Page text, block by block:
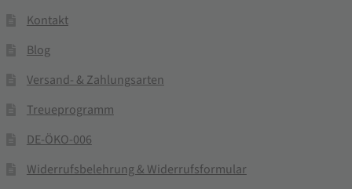
Kontakt
Blog
Versand- & Zahlungsarten
Treueprogramm
DE-ÖKO-006
Widerrufsbelehrung & Widerrufsformular